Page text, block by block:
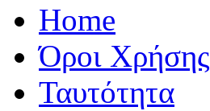
Home
Όροι Χρήσης
Ταυτότητα